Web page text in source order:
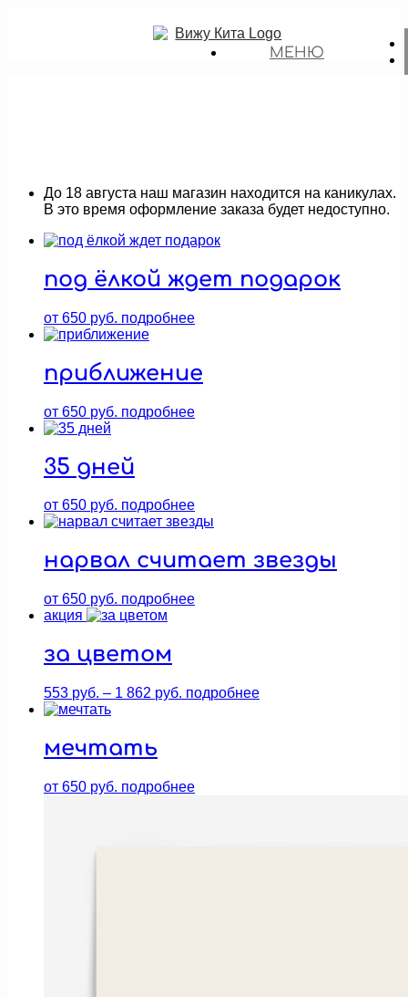
МЕНЮ
До 18 августа наш магазин находится на каникулах.
В это время оформление заказа будет недоступно.
под ёлкой ждет подарок
от 650 руб. подробнее
приближение
от 650 руб. подробнее
35 дней
от 650 руб. подробнее
нарвал считает звезды
от 650 руб. подробнее
акция
за цветом
553 руб. – 1 862 руб. Диапазон
подробнее
мечтать
от 650 руб. подробнее